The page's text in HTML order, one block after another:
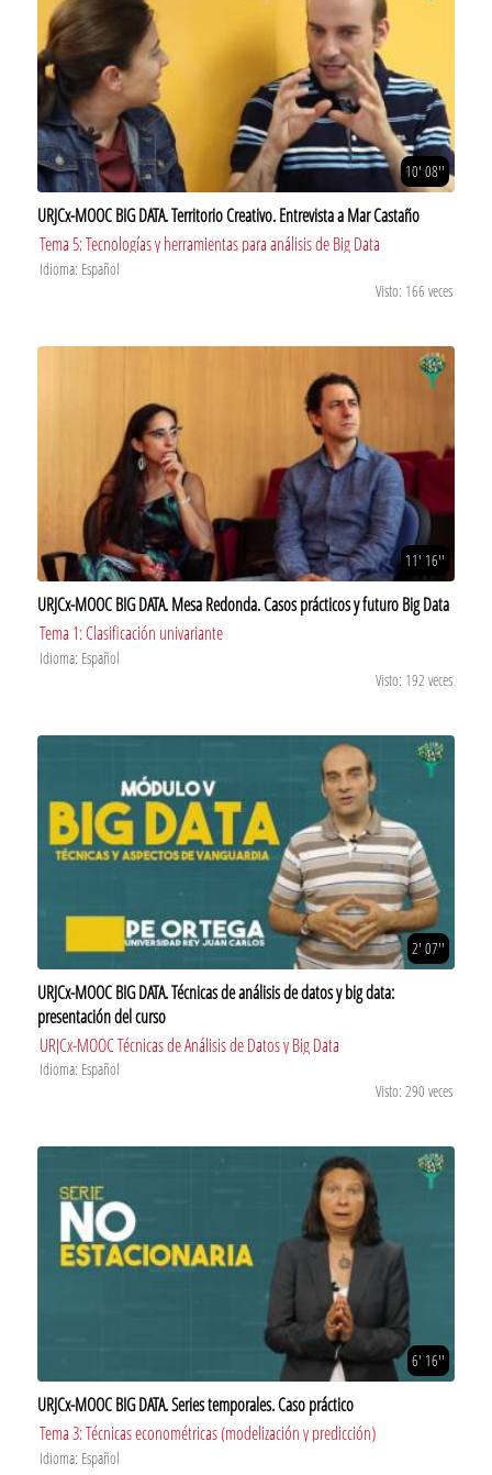
10' 08''
URJCx-MOOC BIG DATA. Territorio Creativo. Entrevista a Mar Castaño
Tema 5: Tecnologías y herramientas para análisis de Big Data
Idioma: Español
Visto: 166 veces
11' 16''
URJCx-MOOC BIG DATA. Mesa Redonda. Casos prácticos y futuro Big Data
Tema 1: Clasificación univariante
Idioma: Español
Visto: 192 veces
2' 07''
URJCx-MOOC BIG DATA. Técnicas de análisis de datos y big data:
presentación del curso
URJCx-MOOC Técnicas de Análisis de Datos y Big Data
Idioma: Español
Visto: 290 veces
6' 16''
URJCx-MOOC BIG DATA. Series temporales. Caso práctico
Tema 3: Técnicas econométricas (modelización y predicción)
Idioma: Español